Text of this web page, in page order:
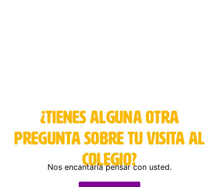
¿Tienes alguna otra
pregunta sobre tu visita al
colegio?
Nos encantaría pensar con usted.